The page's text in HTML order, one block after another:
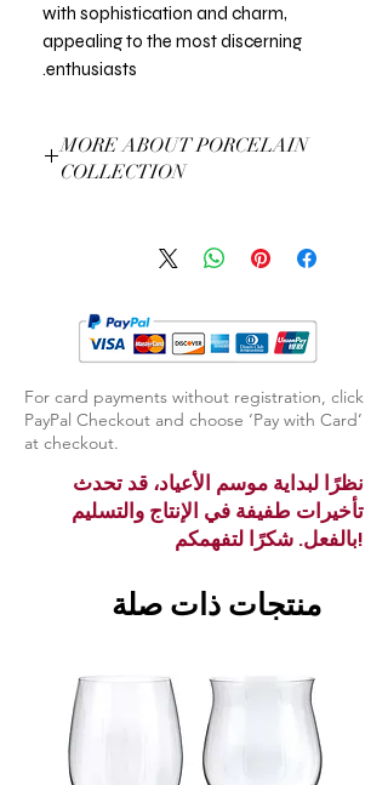
with sophistication and charm,
appealing to the most discerning
enthusiasts.
MORE ABOUT PORCELAIN
COLLECTION
For card payments without registration, click
PayPal Checkout and choose ‘Pay with Card’
at checkout.
نظرًا لبداية موسم الأعياد، قد تحدث
تأخيرات طفيفة في الإنتاج والتسليم
بالفعل. شكرًا لتفهمكم!
منتجات ذات صلة